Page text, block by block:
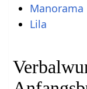
Manorama
Lila